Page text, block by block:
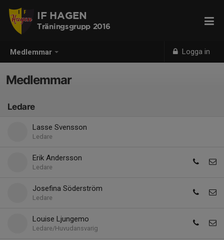
Medlemmar Logga in
IF HAGEN
Träningsgrupp 2016
Medlemmar
Ledare
Lasse Svensson
Ledare
Erik Andersson
Ledare
Josefina Söderström
Ledare
Louise Ljungemo
Ledare/Huvudansvarig